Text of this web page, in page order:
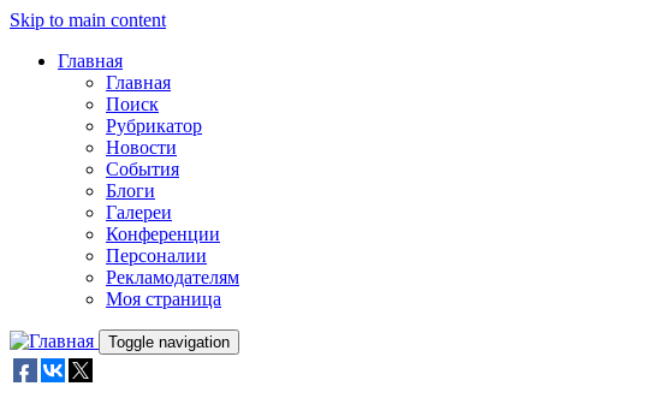
Skip to main content
Главная
Главная
Поиск
Рубрикатор
Новости
События
Блоги
Галереи
Конференции
Персоналии
Рекламодателям
Моя страница
Toggle navigation